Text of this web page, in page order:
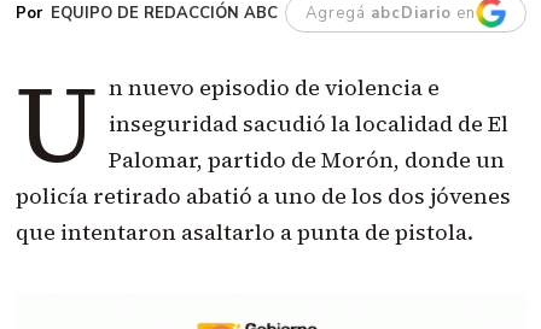
EQUIPO DE REDACCIÓN ABC Agregá abcDiario en
U n nuevo episodio de violencia e
inseguridad sacudió la localidad de El
Palomar, partido de Morón, donde un
policía retirado abatió a uno de los dos jóvenes
que intentaron asaltarlo a punta de pistola.